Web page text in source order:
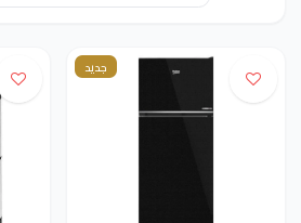
جديد